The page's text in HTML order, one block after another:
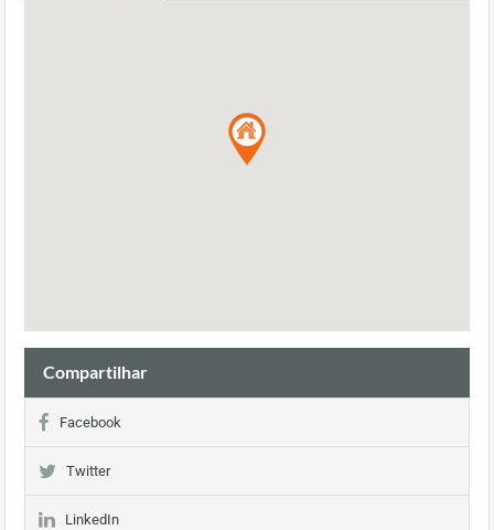
Compartilhar
Facebook
Twitter
LinkedIn